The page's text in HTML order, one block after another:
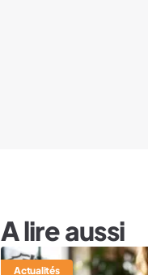
A lire aussi
Actualités